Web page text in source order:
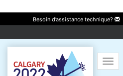
Besoin d’assistance technique?